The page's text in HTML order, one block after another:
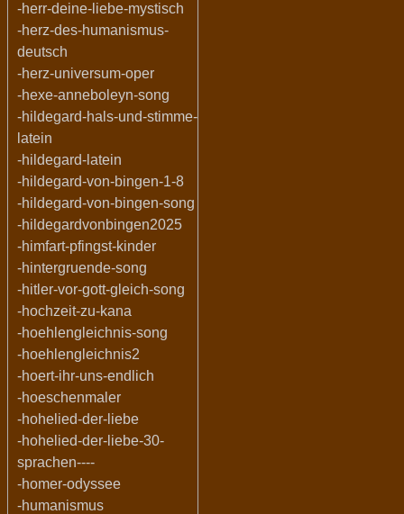
-herr-deine-liebe-mystisch
-herz-des-humanismus-
deutsch
-herz-universum-oper
-hexe-anneboleyn-song
-hildegard-hals-und-stimme-
latein
-hildegard-latein
-hildegard-von-bingen-1-8
-hildegard-von-bingen-song
-hildegardvonbingen2025
-himfart-pfingst-kinder
-hintergruende-song
-hitler-vor-gott-gleich-song
-hochzeit-zu-kana
-hoehlengleichnis-song
-hoehlengleichnis2
-hoert-ihr-uns-endlich
-hoeschenmaler
-hohelied-der-liebe
-hohelied-der-liebe-30-
sprachen----
-homer-odyssee
-humanismus